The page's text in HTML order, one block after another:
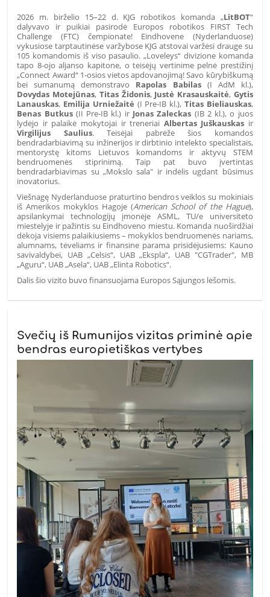
2026 m. birželio 15–22 d. KJG robotikos komanda „LitBOT“
dalyvavo ir puikiai pasirodė Europos robotikos FIRST Tech
Challenge (FTC) čempionate! Eindhovene (Nyderlanduose)
vykusiose tarptautinėse varžybose KJG atstovai varžėsi drauge su
105 komandomis iš viso pasaulio. „Loveleys“ divizione komanda
tapo 8-ojo aljanso kapitone, o teisėjų vertinime pelnė prestižinį
„Connect Award“ 1-osios vietos apdovanojimą! Savo kūrybiškumą
bei sumanumą demonstravo Rapolas Babilas (I AdM kl.),
Dovydas Motejūnas, Titas Židonis, Justė Krasauskaitė, Gytis
Lanauskas, Emilija Urniežaitė (I Pre-IB kl.), Titas Bieliauskas,
Benas Butkus(II Pre-IB kl.) ir Jonas Zaleckas (IB 2 kl.), o juos
lydėjo ir palaikė mokytojai ir treneriai Albertas Juškauskas ir
Virgilijus Saulius. Teisėjai pabrėžė šios komandos
bendradarbiavimą su inžinerijos ir dirbtinio intelekto specialistais,
mentorystę kitoms Lietuvos komandoms ir aktyvų STEM
bendruomenės stiprinimą. Taip pat buvo įvertintas
bendradarbiavimas su „Mokslo sala" ir indėlis ugdant būsimus
inovatorius.
Viešnagę Nyderlanduose praturtino bendros veiklos su mokiniais
iš Amerikos mokyklos Hagoje (American School of the Hague),
apsilankymai technologijų įmonėje ASML, TU/e universiteto
miestelyje ir pažintis su Eindhoveno miestu. Komanda nuoširdžiai
dėkoja visiems palaikiusiems – mokyklos bendruomenės nariams,
alumnams, tėveliams ir finansine parama prisidėjusiems: Kauno
savivaldybei, UAB „Celsis“, UAB „Ekspla“, UAB "CGTrader", MB
„Aguru“, UAB „Asela“, UAB „Elinta Robotics“.
Dalis šio vizito buvo finansuojama Europos Sąjungos lėšomis.
Svečių iš Rumunijos vizitas priminė apie
bendras europietiškas vertybes